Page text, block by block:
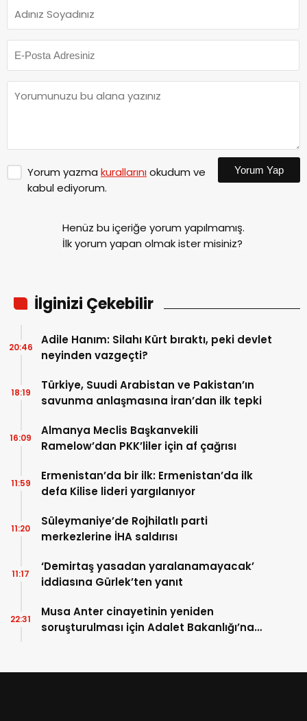
Yorum yazma kurallarınıokudum ve
kabul ediyorum.
Yorum Yap
Henüz bu içeriğe yorum yapılmamış.
İlk yorum yapan olmak ister misiniz?
İlginizi Çekebilir
Adile Hanım: Silahı Kürt bıraktı, peki devlet
neyinden vazgeçti?
20:46
Türkiye, Suudi Arabistan ve Pakistan’ın
savunma anlaşmasına İran’dan ilk tepki
18:19
Almanya Meclis Başkanvekili
Ramelow’dan PKK’liler için af çağrısı
16:09
Ermenistan’da bir ilk: Ermenistan’da ilk
defa Kilise lideri yargılanıyor
11:59
Süleymaniye’de Rojhilatlı parti
merkezlerine İHA saldırısı
11:20
‘Demirtaş yasadan yaralanamayacak’
iddiasına Gürlek’ten yanıt
11:17
Musa Anter cinayetinin yeniden
soruşturulması için Adalet Bakanlığı’na
22:31